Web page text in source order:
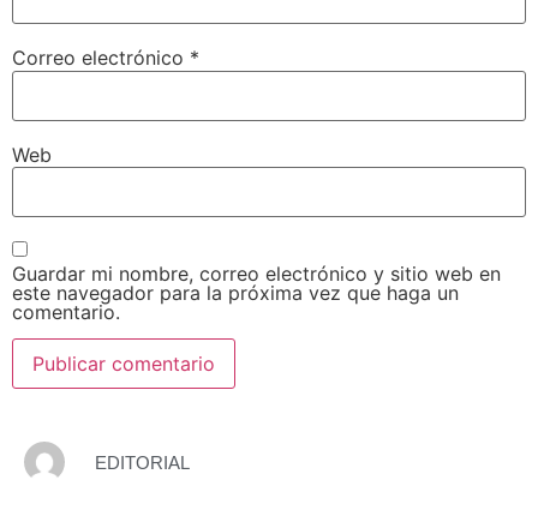
Correo electrónico *
Web
Guardar mi nombre, correo electrónico y sitio web en
este navegador para la próxima vez que haga un
comentario.
EDITORIAL